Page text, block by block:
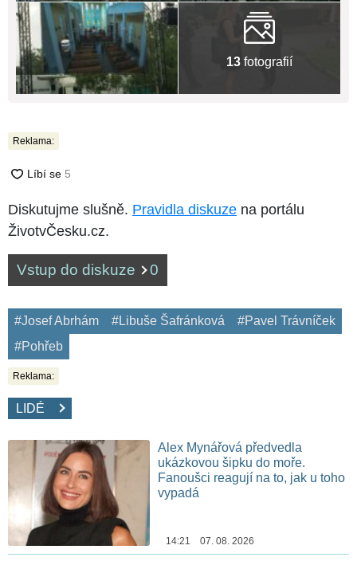
13 fotografií
Reklama:
Diskutujme slušně. Pravidla diskuze na portálu
ŽivotvČesku.cz.
Vstup do diskuze 0
#Josef Abrhám #Libuše Šafránková
#Pavel Trávníček
#Pohřeb
Reklama:
LIDÉ
Alex Mynářová předvedla
ukázkovou šipku do moře.
Fanoušci reagují na to, jak u toho
vypadá
14:21 07. 08. 2026